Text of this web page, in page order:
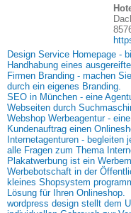
Design Service Homepage -
Handhabung eines
Firmen Branding - machen
durch ein eigenes Branding.
SEO in München - eine
Webseiten durch
Webshop Werbeagentur -
Kundenauftrag einen
Internetagenturen -
alle Fragen zum Thema
Plakatwerbung ist ein
Werbebotschaft in der
kleines Shopsystem
Lösung für Ihren Onlineshop.
wordpress design stellt dem